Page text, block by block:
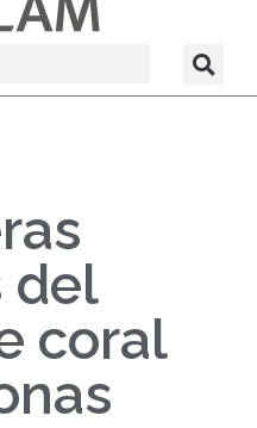
del
coral